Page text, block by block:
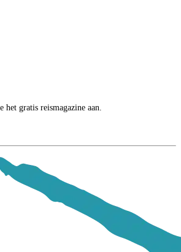
gratis reismagazine aan.